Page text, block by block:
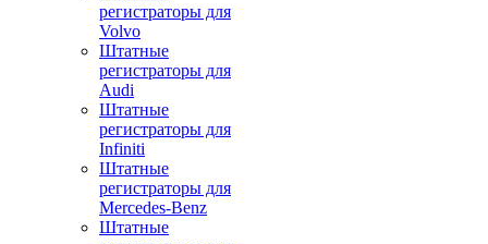
регистраторы для
Volvo
Штатные
регистраторы для
Audi
Штатные
регистраторы для
Infiniti
Штатные
регистраторы для
Mercedes-Benz
Штатные